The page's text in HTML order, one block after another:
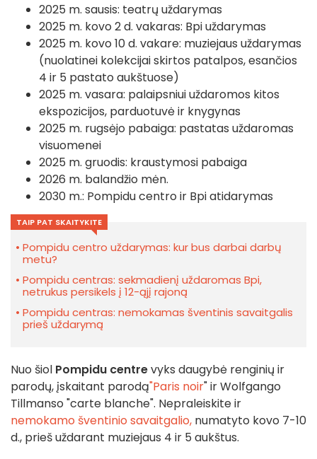
2025 m. sausis: teatrų uždarymas
2025 m. kovo 2 d. vakaras: Bpi uždarymas
2025 m. kovo 10 d. vakare: muziejaus uždarymas
(nuolatinei kolekcijai skirtos patalpos, esančios
4 ir 5 pastato aukštuose)
2025 m. vasara: palaipsniui uždaromos kitos
ekspozicijos, parduotuvė ir knygynas
2025 m. rugsėjo pabaiga: pastatas uždaromas
visuomenei
2025 m. gruodis: kraustymosi pabaiga
2026 m. balandžio mėn.
2030 m.: Pompidu centro ir Bpi atidarymas
TAIP PAT SKAITYKITE
Pompidu centro uždarymas: kur bus darbai darbų
metu?
Pompidu centras: sekmadienį uždaromas Bpi,
netrukus persikels į 12-ąjį rajoną
Pompidu centras: nemokamas šventinis savaitgalis
prieš uždarymą
Nuo šiol Pompidu centrevyks daugybė renginių ir
parodų, įskaitant parodą"Paris noir" ir Wolfgango
Tillmanso "carte blanche". Nepraleiskite ir
nemokamo šventinio savaitgalio, numatyto kovo 7-10
d., prieš uždarant muziejaus 4 ir 5 aukštus.